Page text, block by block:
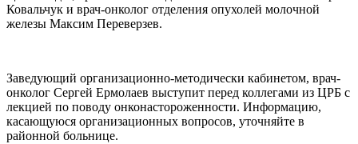
Ковальчук и врач-онколог отделения опухолей молочной
железы Максим Переверзев.
Заведующий организационно-методически кабинетом, врач-
онколог Сергей Ермолаев выступит перед коллегами из ЦРБ с
лекцией по поводу онконастороженности. Информацию,
касающуюся организационных вопросов, уточняйте в
районной больнице.